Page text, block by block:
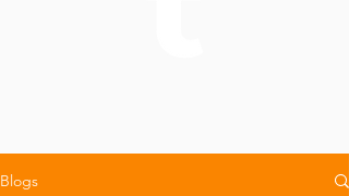
Blogs